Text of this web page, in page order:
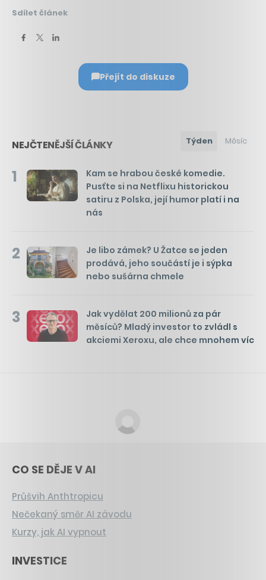
Sdílet článek
Přejít do diskuze
NEJČTENĚJŠÍ ČLÁNKY Týden Měsíc
1
Kam se hrabou české komedie.
Pusťte si na Netflixu historickou
satiru z Polska, její humor platí i na
nás
2
Je libo zámek? U Žatce se jeden
prodává, jeho součástí je i sýpka
nebo sušárna chmele
3
Jak vydělat 200 milionů za pár
měsíců? Mladý investor to zvládl s
akciemi Xeroxu, ale chce mnohem víc
CO SE DĚJE V AI
Průšvih Anthtropicu
Nečekaný směr AI závodu
Kurzy, jak AI vypnout
INVESTICE